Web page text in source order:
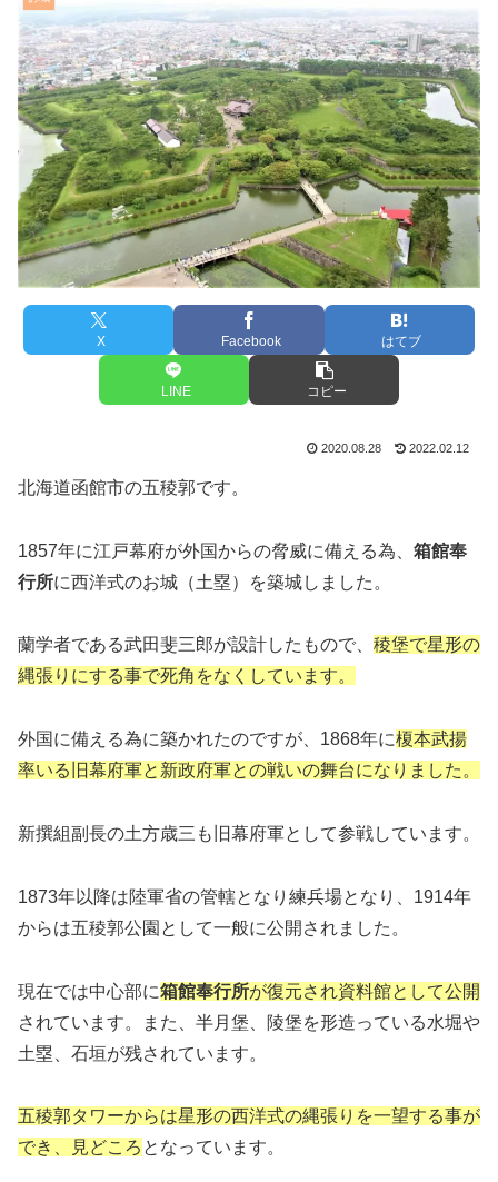
X Facebook はてブ
LINE コピー
2020.08.28 2022.02.12
北海道函館市の五稜郭です。
1857年に江戸幕府が外国からの脅威に備える為、 箱館奉
行所に西洋式のお城（土塁）を築城しました。
蘭学者である武田斐三郎が設計したもので、 稜堡で星形の
縄張りにする事で死角をなくしています。
外国に備える為に築かれたのですが、1868年に榎本武揚
率いる旧幕府軍と新政府軍との戦いの舞台になりました。
新撰組副長の土方歳三も旧幕府軍として参戦しています。
1873年以降は陸軍省の管轄となり練兵場となり、1914年
からは五稜郭公園として一般に公開されました。
現在では中心部に箱館奉行所が復元され資料館として公開
されています。また、半月堡、陵堡を形造っている水堀や
土塁、石垣が残されています。
五稜郭タワーからは星形の西洋式の縄張りを一望する事が
でき、見どころ となっています。